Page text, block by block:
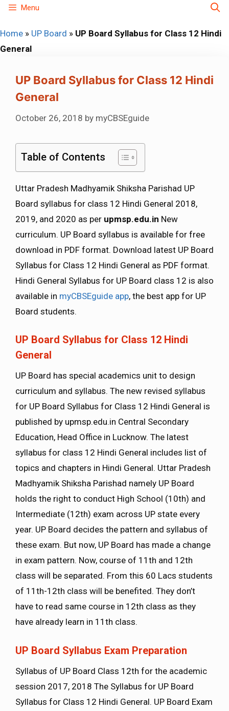
Skip
content
Menu
Home » UP Board » UP Board Syllabus for Class 12 Hindi
General
UP Board Syllabus for Class 12 Hindi
General
October 26, 2018 by myCBSEguide
Table of Contents
Uttar Pradesh Madhyamik Shiksha Parishad UP
Board syllabus for class 12 Hindi General 2018,
2019, and 2020 as per upmsp.edu.in New
curriculum. UP Board syllabus is available for free
download in PDF format. Download latest UP Board
Syllabus for Class 12 Hindi General as PDF format.
Hindi General Syllabus for UP Board class 12 is also
available in myCBSEguide app, the best app for UP
Board students.
UP Board Syllabus for Class 12 Hindi
General
UP Board has special academics unit to design
curriculum and syllabus. The new revised syllabus
for UP Board Syllabus for Class 12 Hindi General is
published by upmsp.edu.in Central Secondary
Education, Head Office in Lucknow. The latest
syllabus for class 12 Hindi General includes list of
topics and chapters in Hindi General. Uttar Pradesh
Madhyamik Shiksha Parishad namely UP Board
holds the right to conduct High School (10th) and
Intermediate (12th) exam across UP state every
year. UP Board decides the pattern and syllabus of
these exam. But now, UP Board has made a change
in exam pattern. Now, course of 11th and 12th
class will be separated. From this 60 Lacs students
of 11th-12th class will be benefited. They don’t
have to read same course in 12th class as they
have already learn in 11th class.
UP Board Syllabus Exam Preparation
Syllabus of UP Board Class 12th for the academic
session 2017, 2018 The Syllabus for UP Board
Syllabus for Class 12 Hindi General. UP Board Exam